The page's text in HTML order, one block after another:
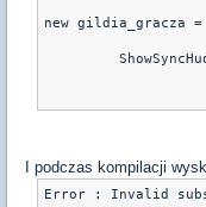
new gildia_gracza
I podczas kompilacji